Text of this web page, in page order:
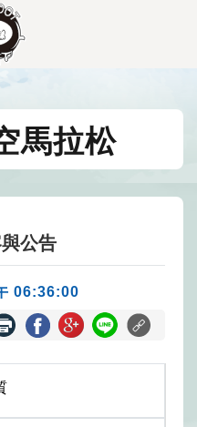
馬拉松
公告
06:36:00